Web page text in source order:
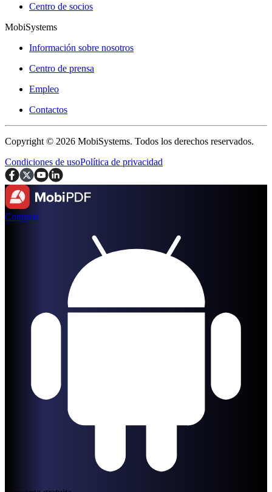
Centro de socios
MobiSystems
Información sobre nosotros
Centro de prensa
Empleo
Contactos
Copyright © 2026 MobiSystems. Todos los derechos reservados.
Condiciones de usoPolítica de privacidad
Comprar